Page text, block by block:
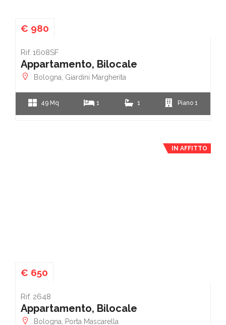
€ 980
Rif. 1608SF
Appartamento, Bilocale
Bologna, Giardini Margherita
49 Mq 1 1 Piano 1
IN AFFITTO
€ 650
Rif. 2648
Appartamento, Bilocale
Bologna, Porta Mascarella